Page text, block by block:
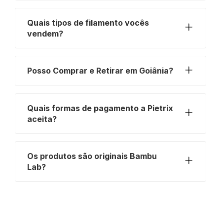
Quais tipos de filamento vocês
vendem?
Posso Comprar e Retirar em Goiânia?
Quais formas de pagamento a Pietrix
aceita?
Os produtos são originais Bambu
Lab?